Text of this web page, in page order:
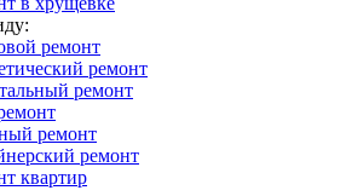
ремонт
ремонт
ремонт
ремонт
ремонт
квартир